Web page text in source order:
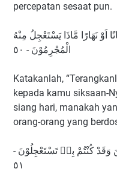
percepatan sesaat pun.
اَوْ نَهَارًا مَّاذَا يَسْتَعْجِلُ مِنْهُ
الْمُجْرِمُوْنَ - ٥٠
Katakanlah,
kepada kamu siksaan-
siang hari, manakah
orang-orang yang
وَقَدْ كُنْتُمْ بِهٖ تَسْتَعْجِلُوْنَ -
٥١